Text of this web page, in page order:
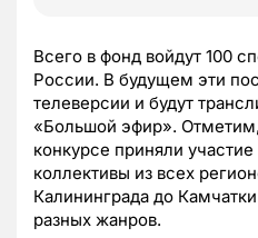
Всего в фонд войдут 100
России. В будущем эти
телеверсии и будут
«Большой эфир».
конкурсе приняли
коллективы из всех
Калининграда до
разных жанров.